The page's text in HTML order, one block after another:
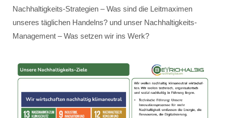
Nachhaltigkeits-Strategien – Was sind die Leitmaximen
unseres täglichen Handelns? und unser Nachhaltigkeits-
Management – Was setzen wir ins Werk?